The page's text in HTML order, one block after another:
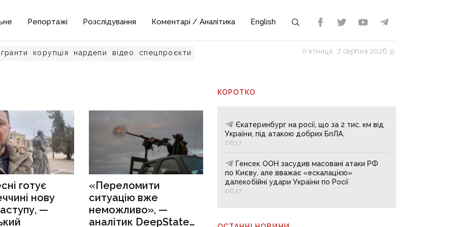
Репортажі Розслідування Коментарі / Аналітика English
гранти корупція нардепи відео спецпроєкти пʼятниця, 7 серпня 2026 р.
готує
нову
—
«Переломити
ситуацію вже
неможливо», —
аналітик DeepState
КОРОТКО
Єкатеринбург на росії, що за 2 тис. км від
України, під атакою добрих БпЛА.
06:17
Генсек ООН засудив масовані атаки РФ
по Києву, але вважає «ескалацією»
далекобійні удари України по Росії
06:17